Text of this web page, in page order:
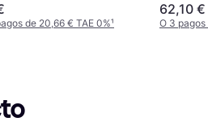
de 20,66 € TAE 0%¹
62,10 €
O 3 pagos